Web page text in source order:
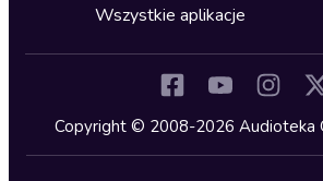
Kryminały
Lektury szkolne
Wszystkie aplikacje
Copyright © 2008-2026 Audioteka